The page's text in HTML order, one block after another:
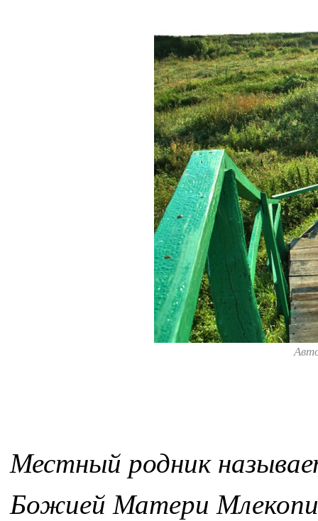
Местный родник
Божией Матери